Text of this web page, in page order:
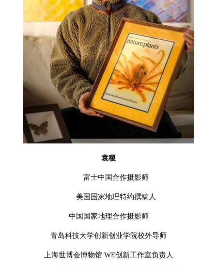
袁稷
富士中国合作摄影师
美国国家地理特约撰稿人
中国国家地理合作摄影师
青岛科技大学创新创业学院校外导师
上海世博会博物馆 WE创新工作室负责人